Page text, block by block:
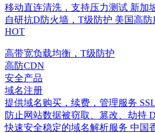
移动直连清洗，支持压力测试 新加
自研抗D防火墙，T级防护 美国高防
HOT
高带宽负载均衡，T级防护
高防CDN
安全产品
域名注册
提供域名购买，续费，管理服务
防止网站数据被窃取、篡改、劫持
快速安全稳定的域名解析服务 中国